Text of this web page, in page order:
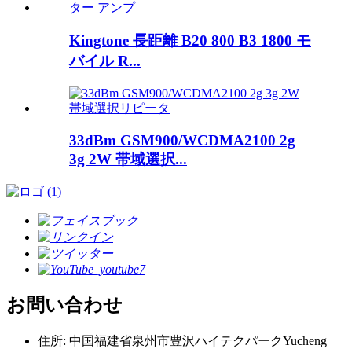
Kingtone 長距離 B20 800 B3 1800 モ
バイル R...
33dBm GSM900/WCDMA2100 2g
3g 2W 帯域選択...
お問い合わせ
住所: 中国福建省泉州市豊沢ハイテクパークYucheng